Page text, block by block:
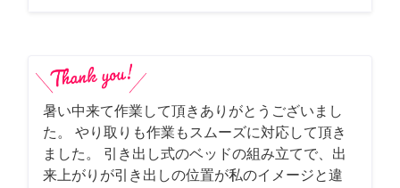
暑い中来て作業して頂きありがとうございまし
た。 やり取りも作業もスムーズに対応して頂き
ました。 引き出し式のベッドの組み立てで、出
来上がりが引き出しの位置が私のイメージと違